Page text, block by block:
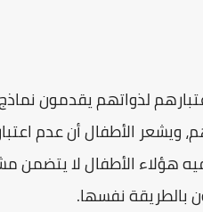
لذواتهم يقدمون
ويشعر الأطفال أن عدم
هؤلاء الأطفال لا يتضمن
بالطريقة نفسها.